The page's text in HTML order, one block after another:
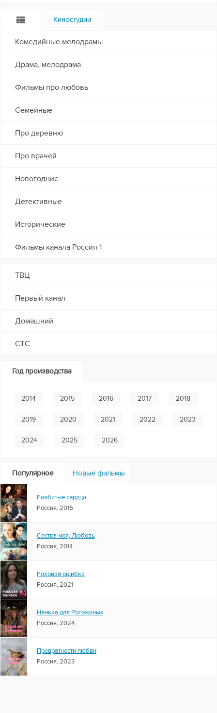
Киностудии
Комедийные мелодрамы
Драма, мелодрама
Фильмы про любовь
Семейные
Про деревню
Про врачей
Новогодние
Детективные
Исторические
Фильмы канала Россия 1
ТВЦ
Первый канал
Домашний
СТС
Год производства
2014 2015 2016 2017 2018
2019 2020 2021 2022 2023
2024 2025 2026
Популярное Новые фильмы
Разбитые сердца
Россия, 2016
Сестра моя, Любовь
Россия, 2014
Роковая ошибка
Россия, 2021
Нянька для Рогожиных
Россия, 2024
Превратности любви
Россия, 2023